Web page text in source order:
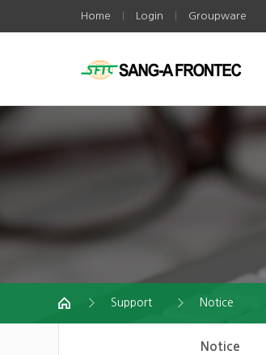
Home Login Groupware
Support Notice
Notice